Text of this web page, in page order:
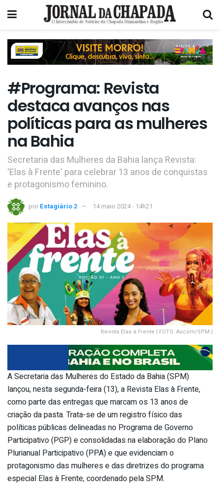
#Programa: Revista
destaca avanços nas
políticas para as mulheres
na Bahia
Secretaria das Mulheres da Bahia lança Revista:
'Elas à Frente' para celebrar 13 anos de conquistas
e protagonismo feminino.
por Estagiário 2 14 maio 2024 - 14h21
Revista Elas à Frente | FOTO: Ascom/SPM |
A Secretaria das Mulheres do Estado da Bahia (SPM)
lançou, nesta segunda-feira (13), a Revista Elas à Frente,
como parte das entregas que marcam os 13 anos de
criação da pasta. Trata-se de um registro físico das
políticas públicas delineadas no Programa de Governo
Participativo (PGP) e consolidadas na elaboração do Plano
Plurianual Participativo (PPA) e que evidenciam o
protagonismo das mulheres e das diretrizes do programa
especial Elas à Frente, coordenado pela SPM.